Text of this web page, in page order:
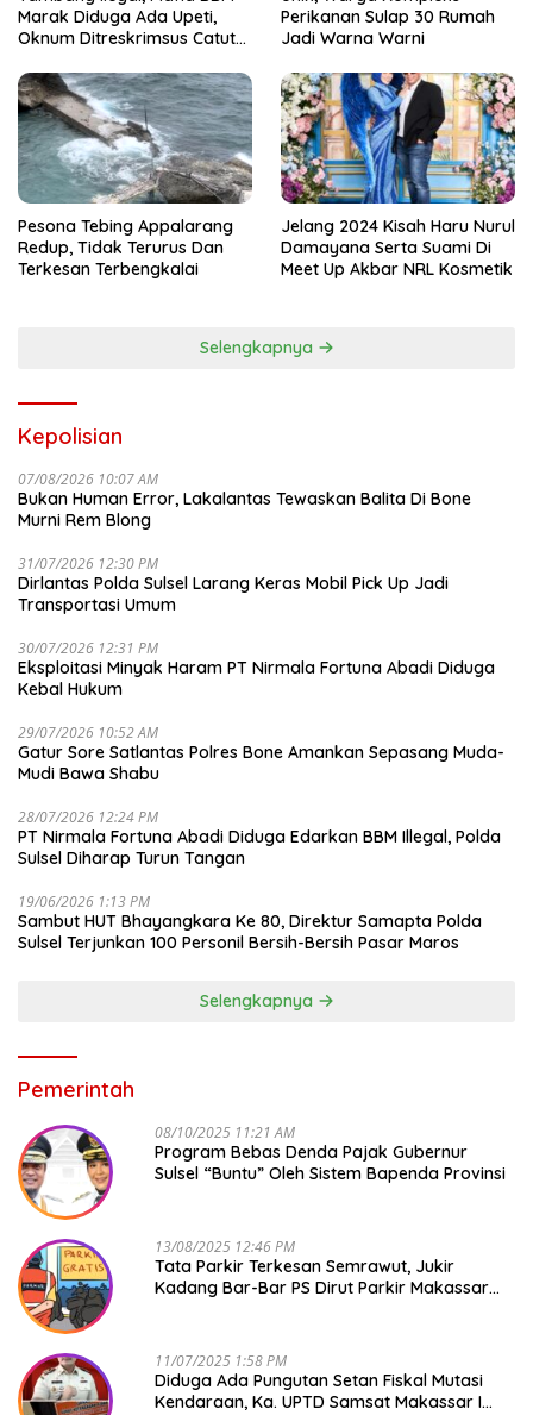
Marak Diduga Ada Upeti,
Oknum Ditreskrimsus Catut
Perikanan Sulap 30 Rumah
Jadi Warna Warni
Pesona Tebing Appalarang
Redup, Tidak Terurus Dan
Terkesan Terbengkalai
Jelang 2024 Kisah Haru Nurul
Damayana Serta Suami Di
Meet Up Akbar NRL Kosmetik
Selengkapnya
Kepolisian
07/08/2026 10:07 AM
Bukan Human Error, Lakalantas Tewaskan Balita Di Bone
Murni Rem Blong
31/07/2026 12:30 PM
Dirlantas Polda Sulsel Larang Keras Mobil Pick Up Jadi
Transportasi Umum
30/07/2026 12:31 PM
Eksploitasi Minyak Haram PT Nirmala Fortuna Abadi Diduga
Kebal Hukum
29/07/2026 10:52 AM
Gatur Sore Satlantas Polres Bone Amankan Sepasang Muda-
Mudi Bawa Shabu
28/07/2026 12:24 PM
PT Nirmala Fortuna Abadi Diduga Edarkan BBM Illegal, Polda
Sulsel Diharap Turun Tangan
19/06/2026 1:13 PM
Sambut HUT Bhayangkara Ke 80, Direktur Samapta Polda
Sulsel Terjunkan 100 Personil Bersih-Bersih Pasar Maros
Selengkapnya
Pemerintah
08/10/2025 11:21 AM
Program Bebas Denda Pajak Gubernur
Sulsel “Buntu” Oleh Sistem Bapenda Provinsi
13/08/2025 12:46 PM
Tata Parkir Terkesan Semrawut, Jukir
Kadang Bar-Bar PS Dirut Parkir Makassar
11/07/2025 1:58 PM
Diduga Ada Pungutan Setan Fiskal Mutasi
Kendaraan, Ka. UPTD Samsat Makassar I